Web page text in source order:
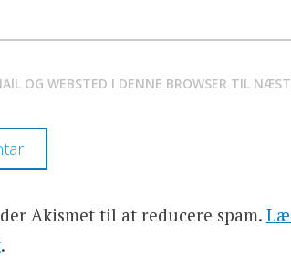
OG WEBSTED I DENNE BROWSER TIL
Akismet til at reducere spam.
.